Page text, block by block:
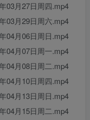
03月27日周四.mp4
03月29日周六.mp4
04月06日周日.mp4
04月07日周一.mp4
04月08日周二.mp4
04月10日周四.mp4
04月13日周日.mp4
04月15日周二.mp4